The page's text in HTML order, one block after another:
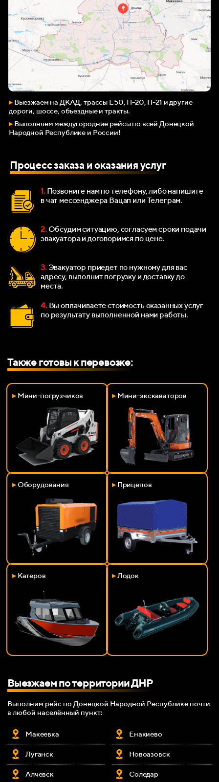
▸Выезжаем на ДКАД, трассы Е50, Н-20, Н-21 и другие
дороги, шоссе, объездные и тракты.
▸Выполняем междугородние рейсы по всей Донецкой
Народной Республике и России!
Процесс заказа и оказания услуг
1. Позвоните нам по телефону, либо напишите
в чат мессенджера Вацап или Телеграм.
2. Обсудим ситуацию, согласуем сроки подачи
эвакуатора и договоримся по цене.
3.Эвакуатор приедет по нужному для вас
адресу, выполнит погрузку и доставку до
места.
4. Вы оплачиваете стоимость оказанных услуг
по результату выполненной нами работы.
Также готовы к перевозке:
▸Мини-погрузчиков ▸Мини-экскаваторов
▸Оборудования ▸Прицепов
▸Катеров ▸Лодок
Выезжаем по территории ДНР
Выполним рейс по Донецкой Народной Республике почти
в любой населённый пункт:
Макеевка
Луганск
Алчевск
Енакиево
Новоазовск
Соледар